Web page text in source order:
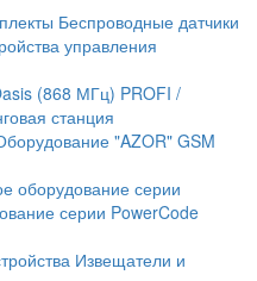
Беспроводные датчики
управления
(868 МГц) PROFI /
станция
"AZOR" GSM
оборудование серии
серии PowerCode
Извещатели и